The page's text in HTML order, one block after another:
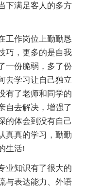
下满足客人的多方
作岗位上勤勤恳
巧，更多的是自我
一份脆弱，多了份
去学习让自己独立
有了老师和同学的
自去解决，增强了
的体会到没有自己
真真的学习，勤勤
生活!
知识有了很大的
与表达能力、外语